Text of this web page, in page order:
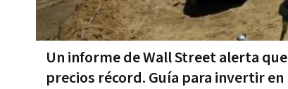
Un informe de Wall Street alerta
precios récord. Guía para invertir